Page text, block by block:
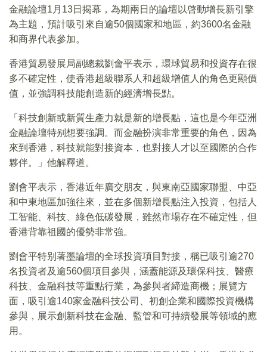
金融論壇1月13日揭幕，為期兩日的論壇以啓動增長新引擎
為主題，預計吸引來自逾50個國家和地區，約3600名金融
和商界代表參加。
香港貿易發展局副總裁劉會平表示，環球貿易和投資存在很
多不確定性，使香港超級聯系人和超級增值人的角色更顯價
值，並強調科技能創造新的經濟增長點。
「科技創新或新質生產力就是新的增長點，這也是今年亞洲
金融論壇特别想要強調。而金融扮演非常重要的角色，因為
來到香港，科技就能對接資本，也對接人才以至國際的合作
夥伴。」他解釋道。
劉會平表示，香港近年廣交朋友，與東南亞國家聯盟、中亞
和中東地區加強往來，並在多個新增長點注入投資，包括人
工智能、科技、綠色低碳發展，雖然市場存在不確定性，但
香港背靠祖國的優勢非常強。
劉會平特别著墨論壇的全球投資項目對接，稱已吸引逾270
名投資者及逾560個項目參與，涵蓋能源及環保科技、醫療
科技、金融科技等重點行業，為參與者締造商機；展覽方
面，吸引逾140家金融科技公司、初創企業和國際投資機構
參與，展示創新科技在金融、監管和可持續發展等領域的應
用。